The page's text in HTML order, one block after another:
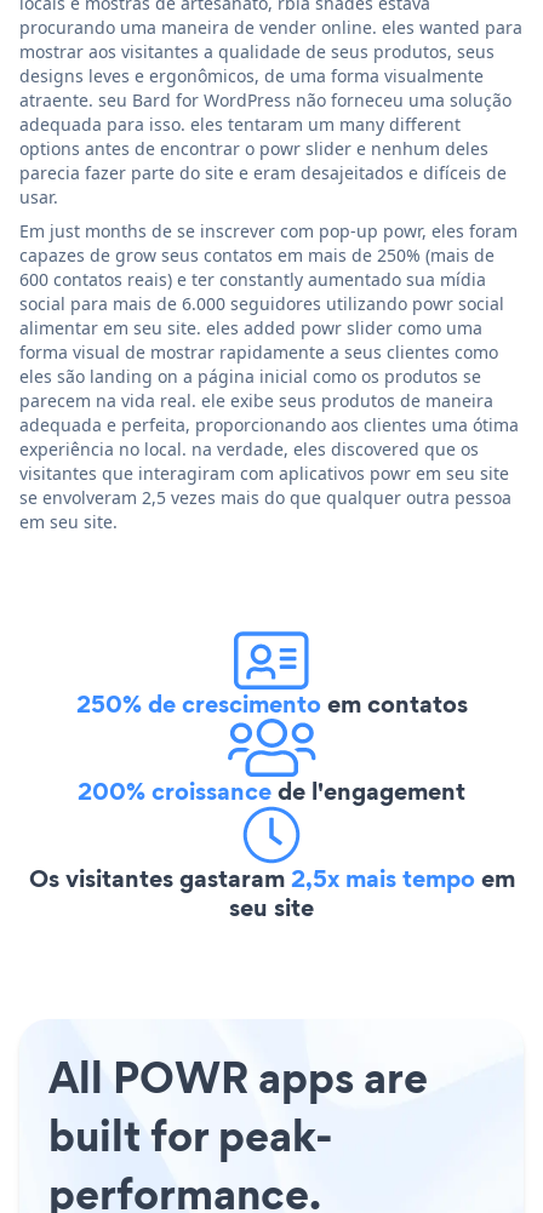
procurando uma maneira de vender online. eles wanted para
mostrar aos visitantes a qualidade de seus produtos, seus
designs leves e ergonômicos, de uma forma visualmente
atraente. seu Bard for WordPress não forneceu uma solução
adequada para isso. eles tentaram um many different
options antes de encontrar o powr slider e nenhum deles
parecia fazer parte do site e eram desajeitados e difíceis de
usar.
Em just months de se inscrever com pop-up powr, eles foram
capazes de grow seus contatos em mais de 250% (mais de
600 contatos reais) e ter constantly aumentado sua mídia
social para mais de 6.000 seguidores utilizando powr social
alimentar em seu site. eles added powr slider como uma
forma visual de mostrar rapidamente a seus clientes como
eles são landing on a página inicial como os produtos se
parecem na vida real. ele exibe seus produtos de maneira
adequada e perfeita, proporcionando aos clientes uma ótima
experiência no local. na verdade, eles discovered que os
visitantes que interagiram com aplicativos powr em seu site
se envolveram 2,5 vezes mais do que qualquer outra pessoa
em seu site.
250% de crescimentoem contatos
200% croissancede l'engagement
Os visitantes gastaram2,5x mais tempoem
seu site
All POWR apps are
built for peak-
performance.